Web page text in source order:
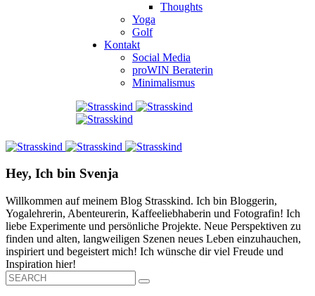
Thoughts
Yoga
Golf
Kontakt
Social Media
proWIN Beraterin
Minimalismus
Hey, Ich bin Svenja
Willkommen auf meinem Blog Strasskind. Ich bin Bloggerin,
Yogalehrerin, Abenteurerin, Kaffeeliebhaberin und Fotografin! Ich
liebe Experimente und persönliche Projekte. Neue Perspektiven zu
finden und alten, langweiligen Szenen neues Leben einzuhauchen,
inspiriert und begeistert mich! Ich wünsche dir viel Freude und
Inspiration hier!